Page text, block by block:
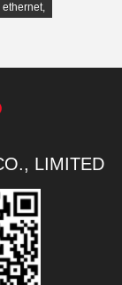
ethernet,
LIMITED